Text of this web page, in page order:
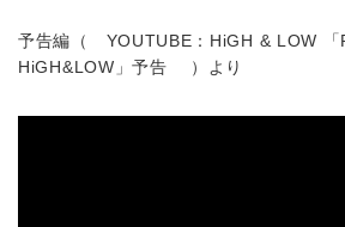
予告編（ YOUTUBE：HiGH & LOW 「
HiGH&LOW」予告 ）より